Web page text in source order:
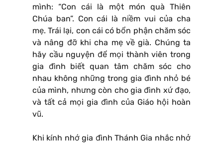
mình: “Con cái là một món quà Thiên
Chúa ban”. Con cái là niềm vui của cha
mẹ. Trái lại, con cái có bổn phận chăm sóc
và nâng đỡ khi cha mẹ về già. Chúng ta
hãy cầu nguyện để mọi thành viên trong
gia đình biết quan tâm chăm sóc cho
nhau không những trong gia đình nhỏ bé
của mình, nhưng còn cho gia đình xứ đạo,
và tất cả mọi gia đình của Giáo hội hoàn
vũ.
Khi kính nhớ gia đình Thánh Gia nhắc nhở